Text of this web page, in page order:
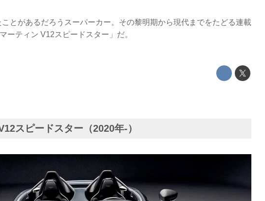
とがあるだろうスーパーカー。その黎明期から現代までをたどる連載
ーティン V12スピードスター」だ。
スピードスター（2020年-）